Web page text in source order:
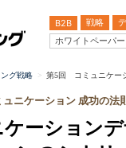
B2B 戦略
ホワイトペーパー
グ戦略 第5回 コミュニケー
ーション
ュニケーション 成功の法